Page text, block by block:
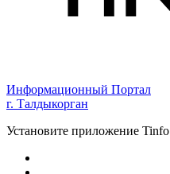
Информационный Портал
г. Талдыкорган
Установите приложение Tinfo